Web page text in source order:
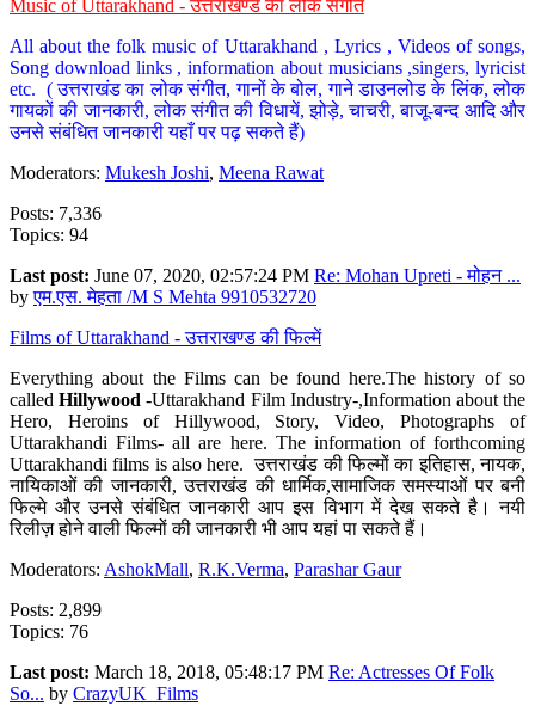
Music of Uttarakhand - उत्तराखण्ड का लोक संगीत
All about the folk music of Uttarakhand , Lyrics , Videos of songs,
Song download links , information about musicians ,singers, lyricist
etc. ( उत्तराखंड का लोक संगीत, गानों के बोल, गाने डाउनलोड के लिंक, लोक
गायकों की जानकारी, लोक संगीत की विधायें, झोड़े, चाचरी, बाजू-बन्द आदि और
उनसे संबंधित जानकारी यहाँ पर पढ़ सकते हैं)
Moderators: Mukesh Joshi, Meena Rawat
Posts: 7,336
Topics: 94
Last post: June 07, 2020, 02:57:24 PM Re: Mohan Upreti - मोहन ...
byएम.एस. मेहता /M S Mehta 9910532720
Films of Uttarakhand - उत्तराखण्ड की फिल्में
Everything about the Films can be found here.The history of so
calledHillywood-Uttarakhand Film Industry-,Information about the
Hero, Heroins of Hillywood, Story, Video, Photographs of
Uttarakhandi Films- all are here. The information of forthcoming
Uttarakhandi films is also here. उत्तराखंड की फिल्मों का इतिहास, नायक,
नायिकाओं की जानकारी, उत्तराखंड की धार्मिक,सामाजिक समस्याओं पर बनी
फिल्मे और उनसे संबंधित जानकारी आप इस विभाग में देख सकते है। नयी
रिलीज़ होने वाली फिल्मों की जानकारी भी आप यहां पा सकते हैं।
Moderators: AshokMall, R.K.Verma, Parashar Gaur
Posts: 2,899
Topics: 76
Last post: March 18, 2018, 05:48:17 PM Re: Actresses Of Folk
So... by CrazyUK_Films